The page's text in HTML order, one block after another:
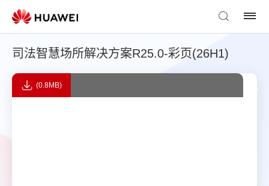
司法智慧场所解决方案R25.0-彩页(26H1)
(0.8MB)